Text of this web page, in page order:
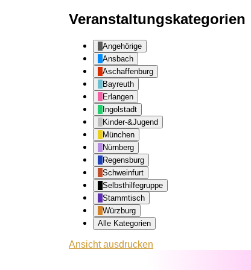
Veranstaltungskategorien
Angehörige
Ansbach
Aschaffenburg
Bayreuth
Erlangen
Ingolstadt
Kinder-&Jugend
München
Nürnberg
Regensburg
Schweinfurt
Selbsthilfegruppe
Stammtisch
Würzburg
Alle Kategorien
Ansichtausdrucken